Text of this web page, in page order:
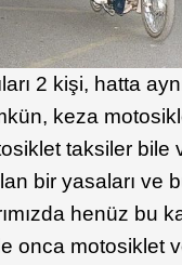
2 kişi, hatta
keza
taksiler bile
bir yasaları ve
henüz bu
onca motosiklet